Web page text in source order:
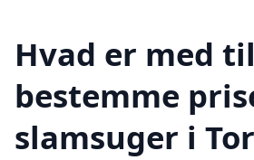
Hvad er med
bestemme
slamsuger i